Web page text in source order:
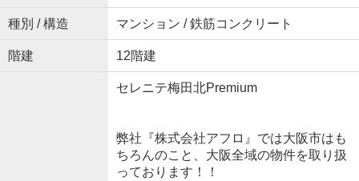
種別 / 構造 マンション / 鉄筋コンクリート
階建 12階建
セレニテ梅田北Premium
弊社『株式会社アフロ』では大阪市はも
ちろんのこと、大阪全域の物件を取り扱
っております！！